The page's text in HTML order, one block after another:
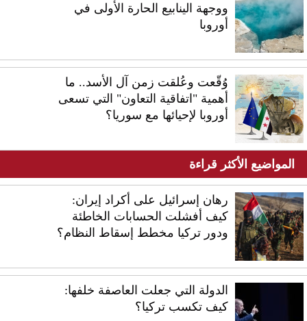
ووجهة الينابيع الحارة الأولى في
أوروبا
وُقّعت وعُلقت زمن آل الأسد.. ما
أهمية "اتفاقية التعاون" التي تسعى
أوروبا لإحيائها مع سوريا؟
المواضيع الأكثر قراءة
رهان إسرائيل على أكراد إيران:
كيف أفشلت الحسابات الخاطئة
ودور تركيا مخطط إسقاط النظام؟
الدولة التي جعلت العاصفة خلفها:
كيف تكسب تركيا؟